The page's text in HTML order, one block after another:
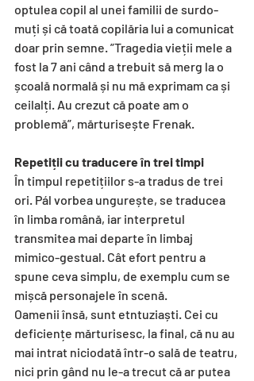
optulea copil al unei familii de surdo-
muți și că toată copilăria lui a comunicat
doar prin semne. ”Tragedia vieții mele a
fost la 7 ani când a trebuit să merg la o
școală normală și nu mă exprimam ca și
ceilalți. Au crezut că poate am o
problemă”, mărturisește Frenak.
Repetiții cu traducere în trei timpi
În timpul repetițiilor s-a tradus de trei
ori. Pál vorbea ungurește, se traducea
în limba română, iar interpretul
transmitea mai departe în limbaj
mimico-gestual. Cât efort pentru a
spune ceva simplu, de exemplu cum se
mișcă personajele în scenă.
Oamenii însă, sunt etntuziaști. Cei cu
deficiențe mărturisesc, la final, că nu au
mai intrat niciodată într-o sală de teatru,
nici prin gând nu le-a trecut că ar putea